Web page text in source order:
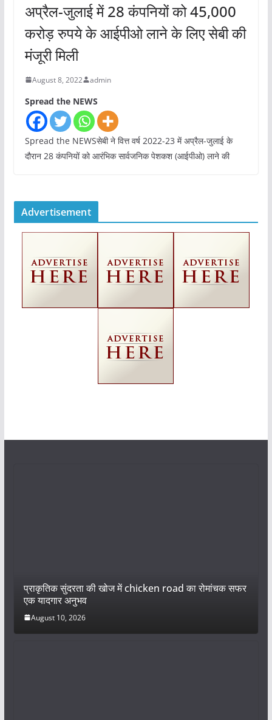
अप्रैल-जुलाई में 28 कंपनियों को 45,000
करोड़ रुपये के आईपीओ लाने के लिए सेबी की
मंजूरी मिली
August 8, 2022 admin
Spread the NEWS
Spread the NEWSसेबी ने वित्त वर्ष 2022-23 में अप्रैल-जुलाई के
दौरान 28 कंपनियों को आरंभिक सार्वजनिक पेशकश (आईपीओ) लाने की
Advertisement
प्राकृतिक सुंदरता की खोज में chicken road का रोमांचक सफर
एक यादगार अनुभव
August 10, 2026